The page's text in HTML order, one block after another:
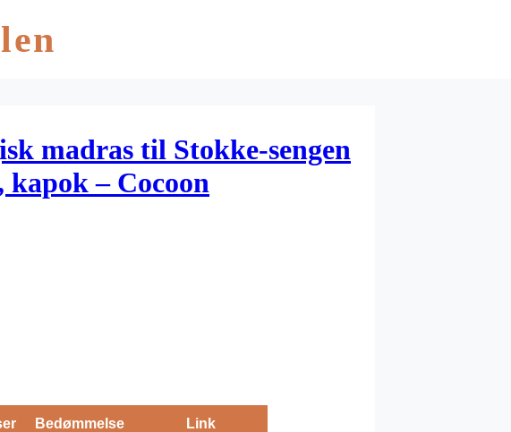
madras til Stokke-sengen
kapok – Cocoon
Bedømmelse Link